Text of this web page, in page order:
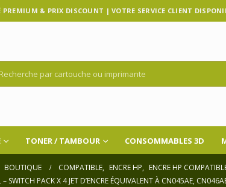
PREMIUM & PRIX DISCOUNT | VOTRE SERVICE CLIENT
TONER / TAMBOUR CONSOMMABLES 3D
BOUTIQUE COMPATIBLE, ENCRE HP, ENCRE HP
SWITCH PACK X 4 JET D’ENCRE ÉQUIVALENT À CN045AE,